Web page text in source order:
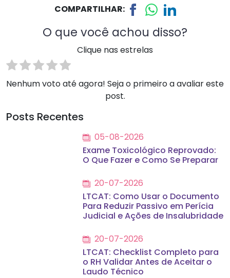
COMPARTILHAR:
O que você achou disso?
Clique nas estrelas
Nenhum voto até agora! Seja o primeiro a avaliar este
post.
Posts Recentes
05-08-2026
Exame Toxicológico Reprovado:
O Que Fazer e Como Se Preparar
20-07-2026
LTCAT: Como Usar o Documento
Para Reduzir Passivo em Perícia
Judicial e Ações de Insalubridade
20-07-2026
LTCAT: Checklist Completo para
o RH Validar Antes de Aceitar o
Laudo Técnico